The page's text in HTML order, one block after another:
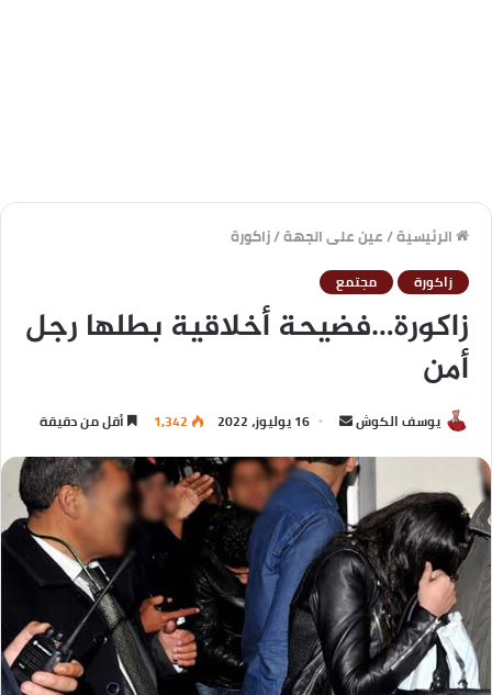
الرئيسية/عين على الجهة/زاكورة
زاكورة مجتمع
زاكورة…فضيحة أخلاقية بطلها رجل
أمن
يوسف الكوش 16 يوليوز، 2022 1,342 أقل من دقيقة